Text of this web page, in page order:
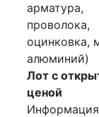
арматура,
проволока,
оцинковка,
алюминий)
Лот с
ценой